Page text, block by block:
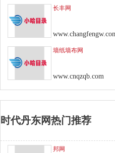
长丰网
墙纸墙布网
www.cnqzqb.com
时代丹东网热门推荐
邦网